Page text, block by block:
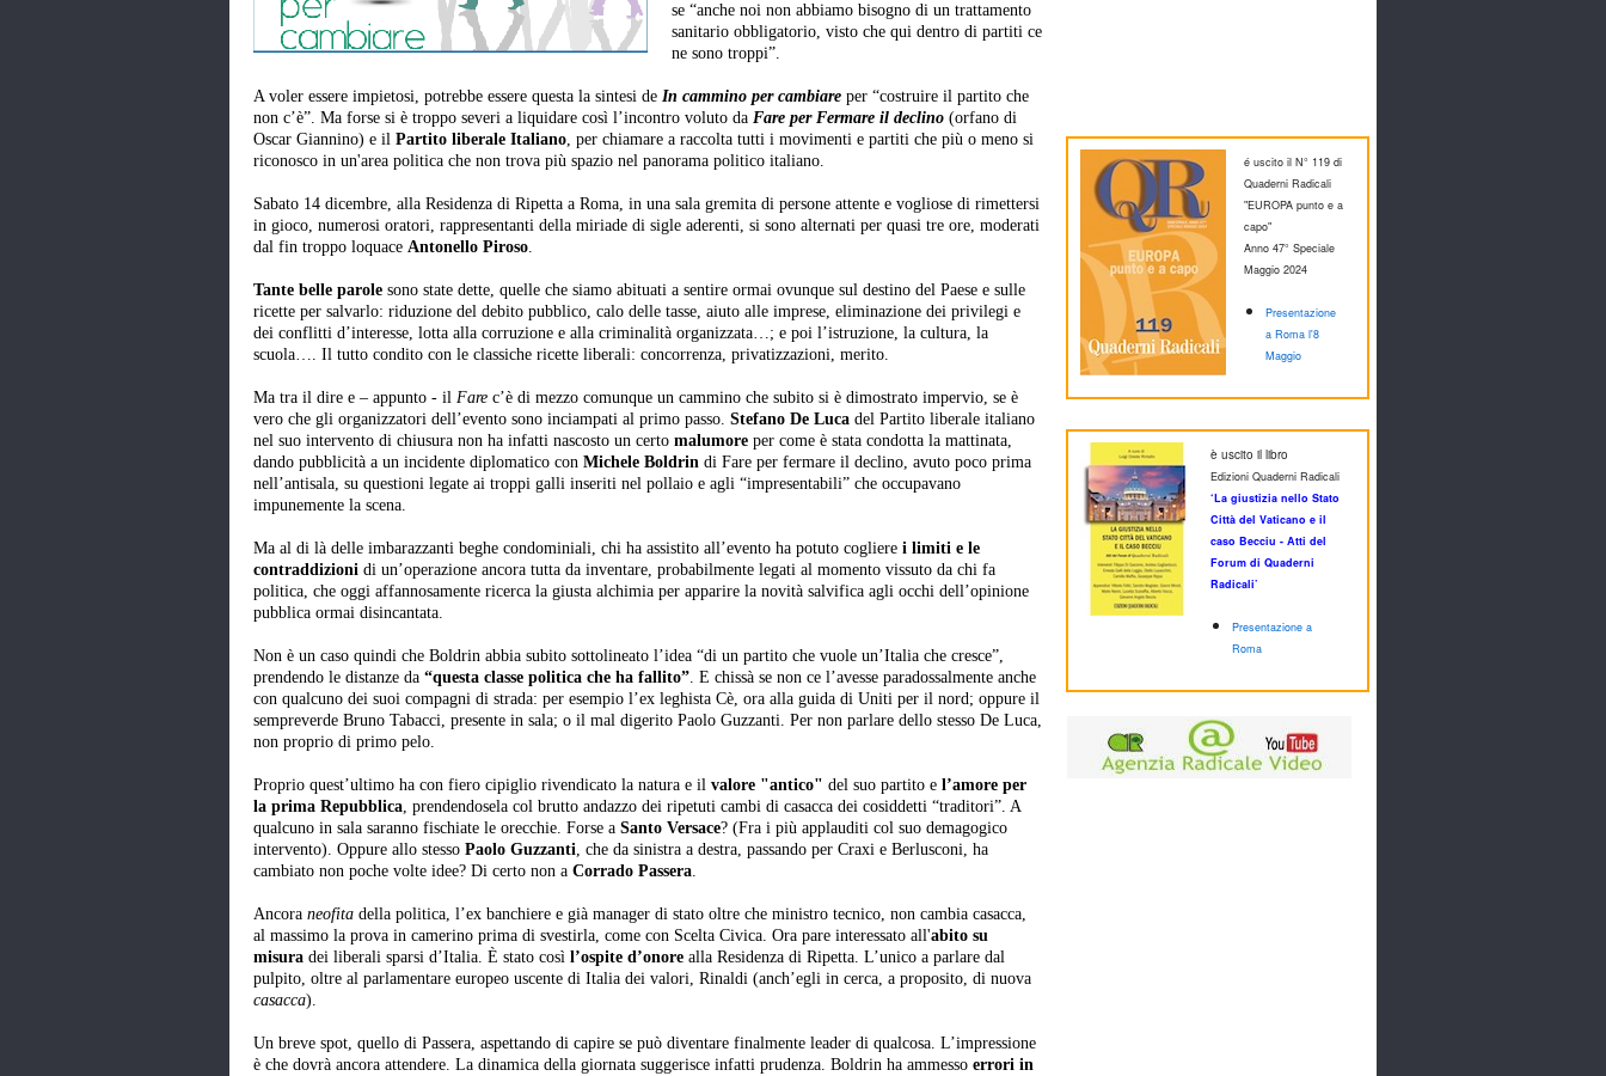
se “anche noi non abbiamo bisogno di un trattamento
sanitario obbligatorio, visto che qui dentro di partiti ce
ne sono troppi”.
A voler essere impietosi, potrebbe essere questa la sintesi de In cammino per cambiare per “costruire il partito che
non c’è”. Ma forse si è troppo severi a liquidare così l’incontro voluto da Fare per Fermare il declino (orfano di
Oscar Giannino) e il Partito liberale Italiano, per chiamare a raccolta tutti i movimenti e partiti che più o meno si
riconosco in un'area politica che non trova più spazio nel panorama politico italiano.
Sabato 14 dicembre, alla Residenza di Ripetta a Roma, in una sala gremita di persone attente e vogliose di rimettersi
in gioco, numerosi oratori, rappresentanti della miriade di sigle aderenti, si sono alternati per quasi tre ore, moderati
dal fin troppo loquace Antonello Piroso.
Tante belle parole sono state dette, quelle che siamo abituati a sentire ormai ovunque sul destino del Paese e sulle
ricette per salvarlo: riduzione del debito pubblico, calo delle tasse, aiuto alle imprese, eliminazione dei privilegi e
dei conflitti d’interesse, lotta alla corruzione e alla criminalità organizzata…; e poi l’istruzione, la cultura, la
scuola…. Il tutto condito con le classiche ricette liberali: concorrenza, privatizzazioni, merito.
Ma tra il dire e – appunto - il Fare c’è di mezzo comunque un cammino che subito si è dimostrato impervio, se è
vero che gli organizzatori dell’evento sono inciampati al primo passo. Stefano De Luca del Partito liberale italiano
nel suo intervento di chiusura non ha infatti nascosto un certo malumore per come è stata condotta la mattinata,
dando pubblicità a un incidente diplomatico con Michele Boldrin di Fare per fermare il declino, avuto poco prima
nell’antisala, su questioni legate ai troppi galli inseriti nel pollaio e agli “impresentabili” che occupavano
impunemente la scena.
Ma al di là delle imbarazzanti beghe condominiali, chi ha assistito all’evento ha potuto cogliere i limiti e le
contraddizioni di un’operazione ancora tutta da inventare, probabilmente legati al momento vissuto da chi fa
politica, che oggi affannosamente ricerca la giusta alchimia per apparire la novità salvifica agli occhi dell’opinione
pubblica ormai disincantata.
Non è un caso quindi che Boldrin abbia subito sottolineato l’idea “di un partito che vuole un’Italia che cresce”,
prendendo le distanze da “questa classe politica che ha fallito”. E chissà se non ce l’avesse paradossalmente anche
con qualcuno dei suoi compagni di strada: per esempio l’ex leghista Cè, ora alla guida di Uniti per il nord; oppure il
sempreverde Bruno Tabacci, presente in sala; o il mal digerito Paolo Guzzanti. Per non parlare dello stesso De Luca,
non proprio di primo pelo.
Proprio quest’ultimo ha con fiero cipiglio rivendicato la natura e il valore "antico" del suo partito e l’amore per
la prima Repubblica, prendendosela col brutto andazzo dei ripetuti cambi di casacca dei cosiddetti “traditori”. A
qualcuno in sala saranno fischiate le orecchie. Forse a Santo Versace? (Fra i più applauditi col suo demagogico
intervento). Oppure allo stesso Paolo Guzzanti, che da sinistra a destra, passando per Craxi e Berlusconi, ha
cambiato non poche volte idee? Di certo non a Corrado Passera.
Ancora neofita della politica, l’ex banchiere e già manager di stato oltre che ministro tecnico, non cambia casacca,
al massimo la prova in camerino prima di svestirla, come con Scelta Civica. Ora pare interessato all'abito su
misura dei liberali sparsi d’Italia. È stato così l’ospite d’onore alla Residenza di Ripetta. L’unico a parlare dal
pulpito, oltre al parlamentare europeo uscente di Italia dei valori, Rinaldi (anch’egli in cerca, a proposito, di nuova
casacca).
Un breve spot, quello di Passera, aspettando di capire se può diventare finalmente leader di qualcosa. L’impressione
è che dovrà ancora attendere. La dinamica della giornata suggerisce infatti prudenza. Boldrin ha ammesso errori in
é uscito il N° 119 di
Quaderni Radicali
"EUROPA punto e a
capo"
Anno 47° Speciale
Maggio 2024
Presentazione
a Roma l'8
Maggio
è uscito il libro
Edizioni Quaderni Radicali
‘La giustizia nello Stato
Città del Vaticano e il
caso Becciu - Atti del
Forum di Quaderni
Radicali’
Presentazione a
Roma